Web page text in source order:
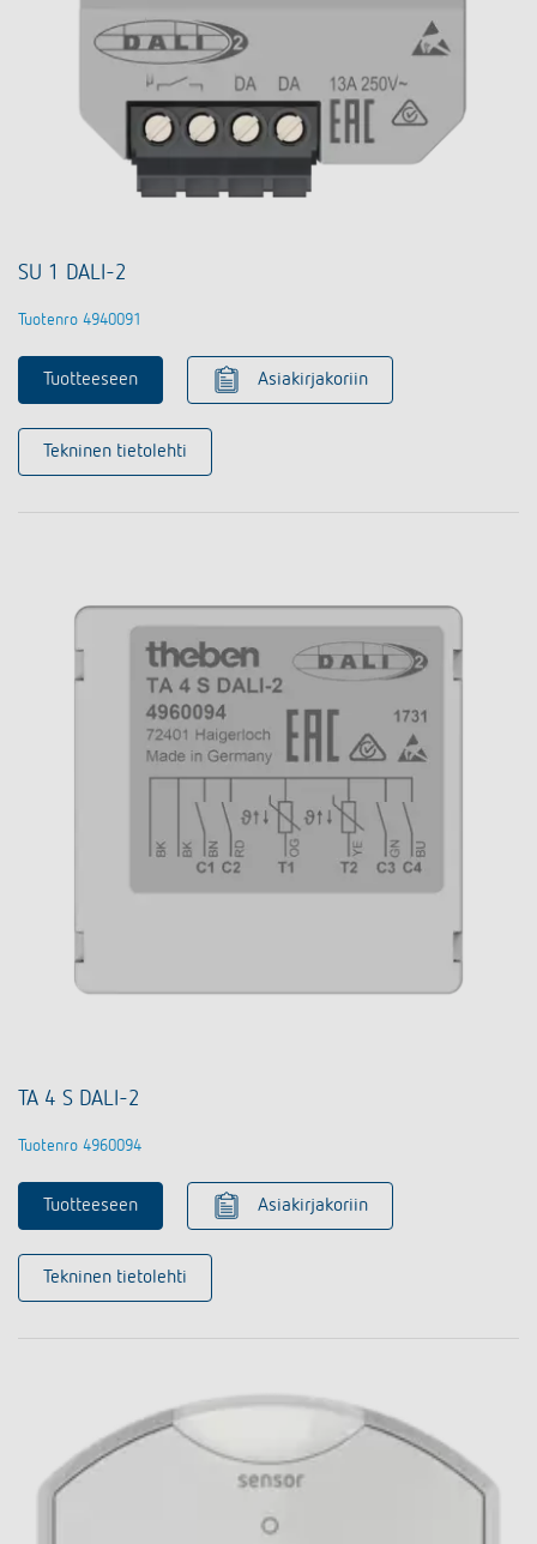
SU 1 DALI-2
Tuotenro 4940091
Tuotteeseen Asiakirjakoriin
Tekninen tietolehti
TA 4 S DALI-2
Tuotenro 4960094
Tuotteeseen Asiakirjakoriin
Tekninen tietolehti